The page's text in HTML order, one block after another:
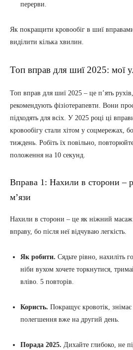
перерви.
Як покращити кровообіг в шиї
виділити кілька хвилин.
Топ вправ для шиї 2025: мої
Топ вправ для шиї 2025 – це п’ять рухів,
рекомендують фізіотерапевти. Вони
підходять для всіх. У 2025 році ці
кровообігу стали хітом у соцмережах,
тиждень. Робіть їх повільно,
положення на 10 секунд.
Вправа 1: Нахили в сторони –
м’язи
Нахили в сторони – це як ніжний
вправу, бо після неї відчуваю легкість.
Як робити. Сядьте рівно, нахиліть
ніби вухом хочете торкнутися,
вліво. 5 повторів.
Користь. Покращує кровотік,
полегшення вже на другий день.
Порада 2025. Дихайте глибоко, не